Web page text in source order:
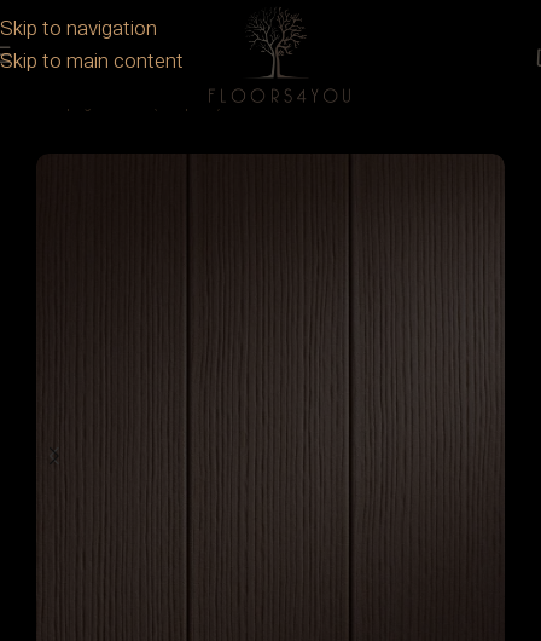
Skip to navigation
Skip to main content
WPC (compozit)